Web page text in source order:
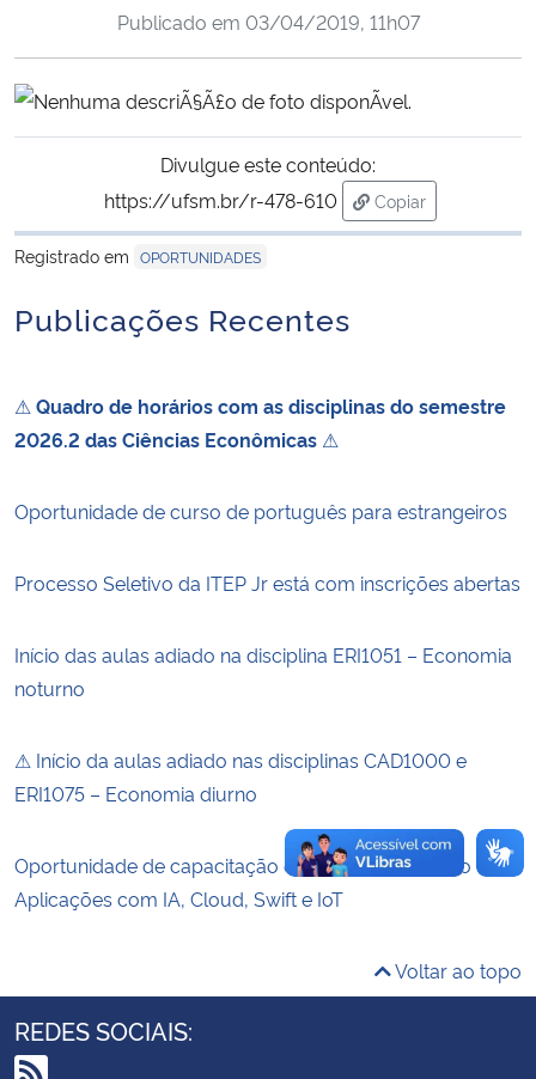
Ministério da Cidadania
Ministério da Saúde
Ministério da Ciência, Tecnologia, Inovações e Comunicações
Ministério do Meio Ambiente
Ministério do Turismo
Ministério do Desenvolvimento Regional
Ministério da Mulher, da Família e dos Direitos Humanos
Secretaria-Geral
Secretaria de Governo
Planalto
Publicado em 03/04/2019, 11h07
Divulgue este conteúdo:
https://ufsm.br/r-478-610
Copiar
para área de
Registrado em OPORTUNIDADES
Publicações Recentes
⚠ Quadro de horários com as disciplinas do semestre
2026.2 das Ciências Econômicas ⚠
Oportunidade de curso de português para estrangeiros
Processo Seletivo da ITEP Jr está com inscrições abertas
Início das aulas adiado na disciplina ERI1051 – Economia
noturno
⚠ Início da aulas adiado nas disciplinas CAD1000 e
ERI1075 – Economia diurno
Oportunidade de capacitação em Desenvolvimento de
Aplicações com IA, Cloud, Swift e IoT
Voltar ao topo
REDES SOCIAIS: